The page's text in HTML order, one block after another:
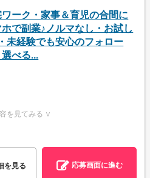
ーク・家事＆育児の合間に
ホで副業♪ノルマなし・お試し
未経験でも安心のフォロー
べる...
を見てみる ∨
を見る 応募画面に進む